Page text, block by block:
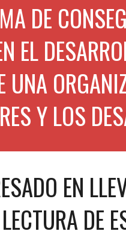
DE
EL
UNA
Y LOS
EN
LECTURA DE